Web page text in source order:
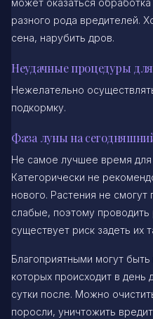
может оказаться
разного рода вредителей.
сена, нарубить дров.
Неудачные процедуры
Нежелательно
подкормку.
Фаза луны на
Не самое лучшее время
Категорически не
нового. Растения не смогут
слабые, поэтому
существует риск задеть их
Благоприятными могут
которых происходит в
сутки после. Можно
поросли, уничтожить